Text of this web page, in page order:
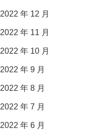
2022 年 12 月
2022 年 11 月
2022 年 10 月
2022 年 9 月
2022 年 8 月
2022 年 7 月
2022 年 6 月